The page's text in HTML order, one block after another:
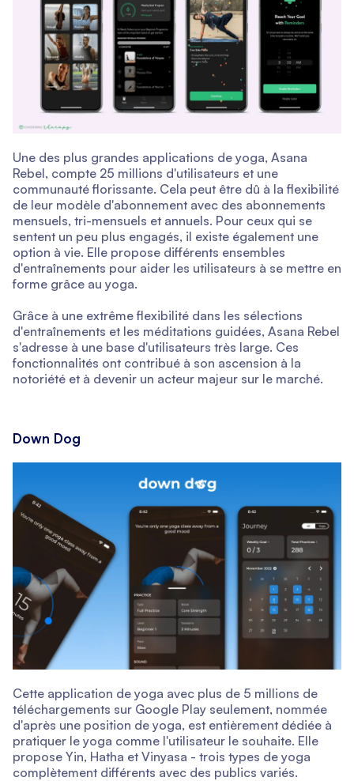
Une des plus grandes applications de yoga, Asana
Rebel, compte 25 millions d'utilisateurs et une
communauté florissante. Cela peut être dû à la flexibilité
de leur modèle d'abonnement avec des abonnements
mensuels, tri-mensuels et annuels. Pour ceux qui se
sentent un peu plus engagés, il existe également une
option à vie. Elle propose différents ensembles
d'entraînements pour aider les utilisateurs à se mettre en
forme grâce au yoga.
Grâce à une extrême flexibilité dans les sélections
d'entraînements et les méditations guidées, Asana Rebel
s'adresse à une base d'utilisateurs très large. Ces
fonctionnalités ont contribué à son ascension à la
notoriété et à devenir un acteur majeur sur le marché.
Down Dog
Cette application de yoga avec plus de 5 millions de
téléchargements sur Google Play seulement, nommée
d'après une position de yoga, est entièrement dédiée à
pratiquer le yoga comme l'utilisateur le souhaite. Elle
propose Yin, Hatha et Vinyasa - trois types de yoga
complètement différents avec des publics variés.